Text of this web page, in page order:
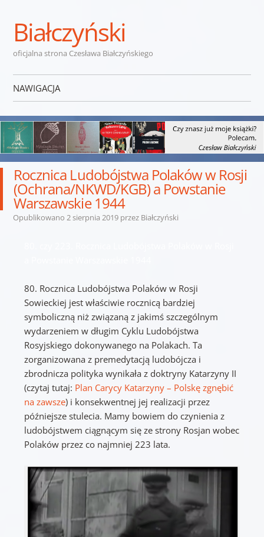
Białczyński
oficjalna strona Czesława Białczyńskiego
NAWIGACJA
Rocznica Ludobójstwa Polaków w Rosji
(Ochrana/NKWD/KGB) a Powstanie
Warszawskie 1944
Opublikowano 2 sierpnia 2019przez Białczyński
80. Rocznica Ludobójstwa Polaków w Rosji
Sowieckiej jest właściwie rocznicą bardziej
symboliczną niż związaną z jakimś szczególnym
wydarzeniem w długim Cyklu Ludobójstwa
Rosyjskiego dokonywanego na Polakach. Ta
zorganizowana z premedytacją ludobójcza i
zbrodnicza polityka wynikała z doktryny Katarzyny II
(czytaj tutaj: Plan Carycy Katarzyny – Polskę zgnębić
na zawsze) i konsekwentnej jej realizacji przez
późniejsze stulecia. Mamy bowiem do czynienia z
ludobójstwem ciągnącym się ze strony Rosjan wobec
Polaków przez co najmniej 223 lata.